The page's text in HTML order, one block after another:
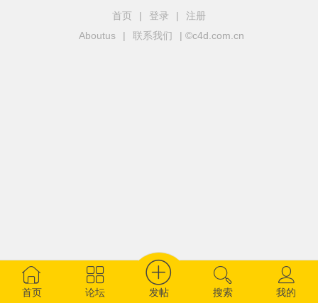
首页 | 登录 |
注册
Aboutus
| 联系我们 | ©c4d.com.cn
首页 论坛 发帖 搜索 我的